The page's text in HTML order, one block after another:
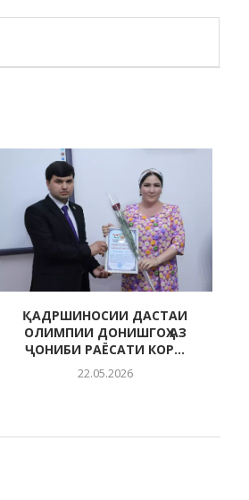
ҚАДРШИНОСИИ ДАСТАИ
ОЛИМПИИ ДОНИШГОҲ АЗ
ҶОНИБИ РАЁСАТИ КОР...
22.05.2026